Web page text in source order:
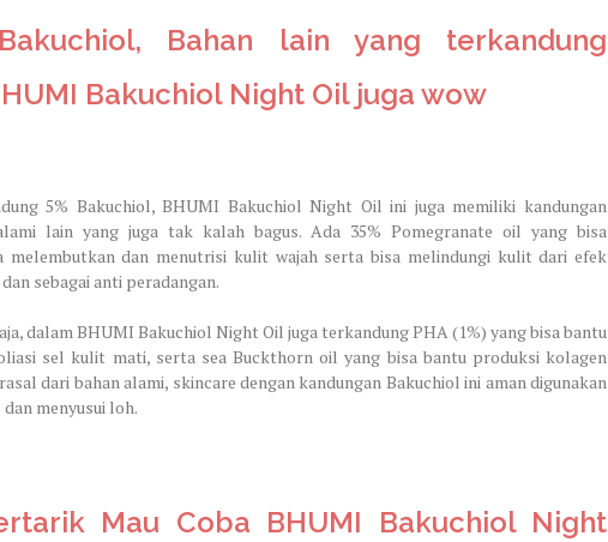
Bahan lain yang terkandung
Bakuchiol Night Oil juga wow
5% Bakuchiol, BHUMI Bakuchiol Night Oil ini juga memiliki kandungan
lain yang juga tak kalah bagus. Ada 35% Pomegranate oil yang bisa
melembutkan dan menutrisi kulit wajah serta bisa melindungi kulit dari efek
sebagai anti peradangan.
dalam BHUMI Bakuchiol Night Oil juga terkandung PHA (1%) yang bisa bantu
sel kulit mati, serta sea Buckthorn oil yang bisa bantu produksi kolagen
dari bahan alami, skincare dengan kandungan Bakuchiol ini aman digunakan
menyusui loh.
Mau Coba BHUMI Bakuchiol Night